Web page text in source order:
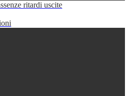
ritardi uscite